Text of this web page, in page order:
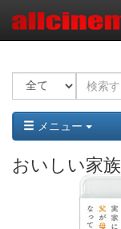
メニュー
おいしい家族